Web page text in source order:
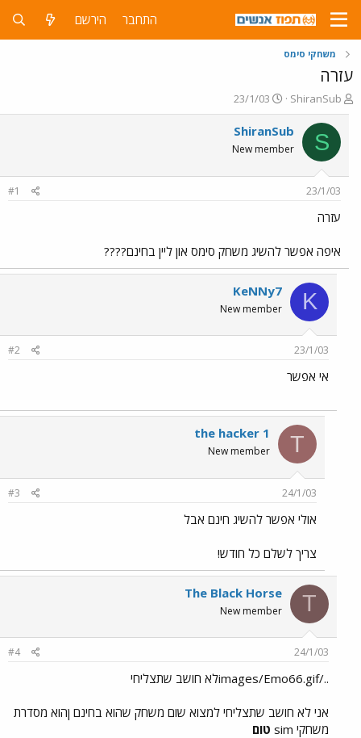
התחבר הירשם
משחקי סימס
עזרה
פ
ו
ת
ח
ה
ש
א
ShiranSub
פ
ו
ר
ם
23/1/03
S
ShiranSub
New member
23/1/03
#1
עזרה
איפה אפשר להשיג משחק סימס און ליין בחינם????
K
KeNNy7
New member
23/1/03
#2
אי אפשר
T
the hacker 1
New member
24/1/03
#3
אולי אפשר להשיג חינם אבל
צריך לשלם כל חודש!
T
The Black Horse
New member
24/1/03
#4
../images/Emo66.gifלא חושב שתצליחי
אני לא חושב שתצליחי למצוא שום משחק שהוא בחינם ןהוא מסדרת
משחקי sim
טום